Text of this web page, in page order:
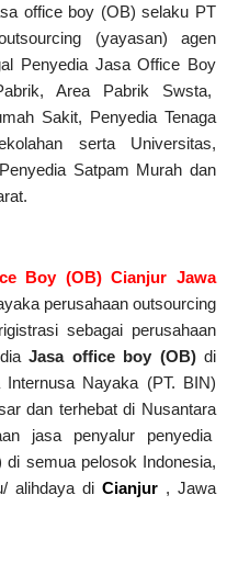
office boy (OB) selaku PT
(yayasan) agen
Penyedia Jasa Office Boy
Area Pabrik Swsta,
Sakit, Penyedia Tenaga
serta Universitas,
Satpam Murah dan
Boy (OB) Cianjur Jawa
perusahaan outsourcing
sebagai perusahaan
Jasa office boy (OB)di
Nayaka (PT. BIN)
dan terhebat di Nusantara
jasa penyalur penyedia
semua pelosok Indonesia,
alihdaya di Cianjur , Jawa